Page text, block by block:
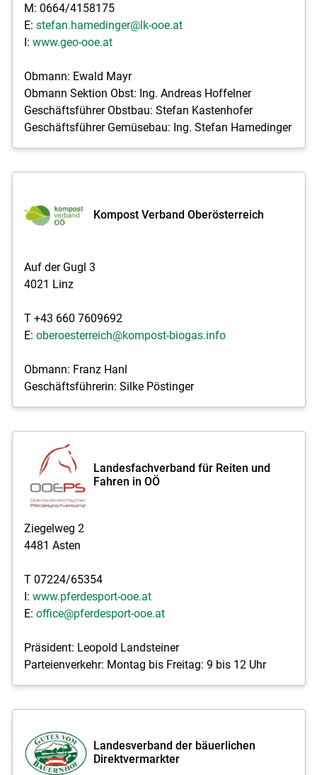
M: 0664/4158175
E: stefan.hamedinger@lk-ooe.at
I: www.geo-ooe.at
Obmann: Ewald Mayr
Obmann Sektion Obst: Ing. Andreas Hoffelner
Geschäftsführer Obstbau: Stefan Kastenhofer
Geschäftsführer Gemüsebau: Ing. Stefan Hamedinger
Kompost Verband Oberösterreich
Auf der Gugl 3
4021 Linz
T +43 660 7609692
E: oberoesterreich@kompost-biogas.info
Obmann: Franz Hanl
Geschäftsführerin: Silke Pöstinger
Landesfachverband für Reiten und
Fahren in OÖ
Ziegelweg 2
4481 Asten
T 07224/65354
I: www.pferdesport-ooe.at
E: office@pferdesport-ooe.at
Präsident: Leopold Landsteiner
Parteienverkehr: Montag bis Freitag: 9 bis 12 Uhr
Landesverband der bäuerlichen
Direktvermarkter